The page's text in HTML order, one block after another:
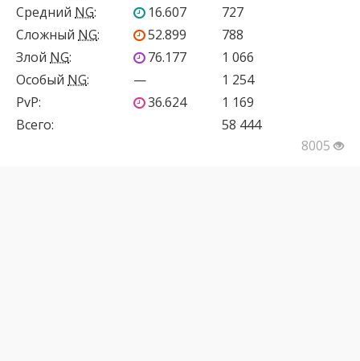
Средний NG: 16.607
727
Сложный NG: 52.899
788
Злой NG: 76.177
1 066
Особый NG: —
1 254
PvP: 36.624
1 169
Всего:
58 444
8005